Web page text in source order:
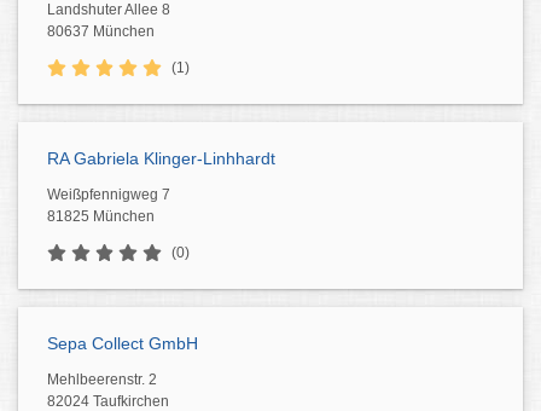
Landshuter Allee 8
80637 München
(1)
RA Gabriela Klinger-Linhhardt
Weißpfennigweg 7
81825 München
(0)
Sepa Collect GmbH
Mehlbeerenstr. 2
82024 Taufkirchen